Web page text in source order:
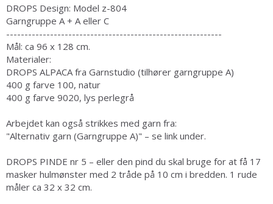
DROPS Design: Model z-804
Garngruppe A + A eller C
-----------------------------------------------------------
Mål: ca 96 x 128 cm.
Materialer:
DROPS ALPACA fra Garnstudio (tilhører garngruppe A)
400 g farve 100, natur
400 g farve 9020, lys perlegrå
Arbejdet kan også strikkes med garn fra:
"Alternativ garn (Garngruppe A)" – se link under.
DROPS PINDE nr 5 – eller den pind du skal bruge for at få 17
masker hulmønster med 2 tråde på 10 cm i bredden. 1 rude
måler ca 32 x 32 cm.